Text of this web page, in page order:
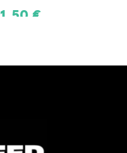
3,00€